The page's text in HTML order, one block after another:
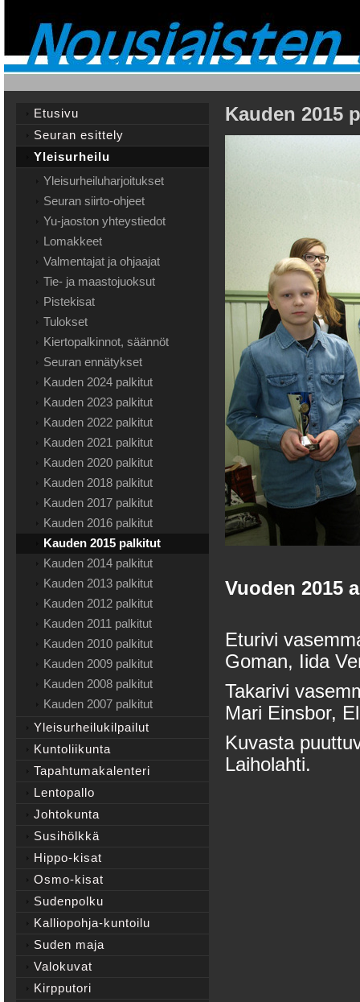
Kauden 2015
Vuoden 2015
Eturivi
Goman, Iida
Takarivi
Mari Einsbor,
Kuvasta
Laiholahti.
Etusivu
Seuran esittely
Yleisurheilu
Yleisurheiluharjoitukset
Seuran siirto-ohjeet
Yu-jaoston yhteystiedot
Lomakkeet
Valmentajat ja ohjaajat
Tie- ja maastojuoksut
Pistekisat
Tulokset
Kiertopalkinnot, säännöt
Seuran ennätykset
Kauden 2024 palkitut
Kauden 2023 palkitut
Kauden 2022 palkitut
Kauden 2021 palkitut
Kauden 2020 palkitut
Kauden 2018 palkitut
Kauden 2017 palkitut
Kauden 2016 palkitut
Kauden 2015 palkitut
Kauden 2014 palkitut
Kauden 2013 palkitut
Kauden 2012 palkitut
Kauden 2011 palkitut
Kauden 2010 palkitut
Kauden 2009 palkitut
Kauden 2008 palkitut
Kauden 2007 palkitut
Yleisurheilukilpailut
Kuntoliikunta
Tapahtumakalenteri
Lentopallo
Johtokunta
Susihölkkä
Hippo-kisat
Osmo-kisat
Sudenpolku
Kalliopohja-kuntoilu
Suden maja
Valokuvat
Kirpputori